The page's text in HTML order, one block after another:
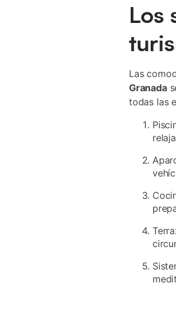
Los
Las
Granada
todas las